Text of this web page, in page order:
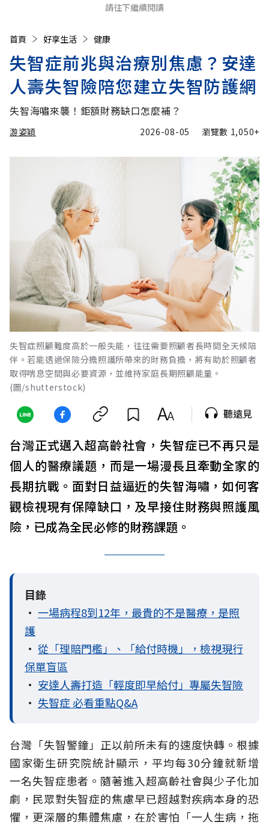
請往下繼續閱讀
首頁 好享生活 健康
失智症前兆與治療別焦慮？安達
人壽失智險陪您建立失智防護網
失智海嘯來襲！鉅額財務缺口怎麼補？
游姿穎 2026-08-05 瀏覽數 1,050+
失智症照顧難度高於一般失能，往往需要照顧者長時間全天候陪
伴。若能透過保險分擔照護所帶來的財務負擔，將有助於照顧者
取得喘息空間與必要資源，並維持家庭長期照顧能量。
(圖/shutterstock)
聽遠見
台灣正式邁入超高齡社會，失智症已不再只是
個人的醫療議題，而是一場漫長且牽動全家的
長期抗戰。面對日益逼近的失智海嘯，如何客
觀檢視現有保障缺口，及早接住財務與照護風
險，已成為全民必修的財務課題。
目錄
• 一場病程8到12年，最貴的不是醫療，是照
護
• 從「理賠門檻」、「給付時機」，檢視現行
保單盲區
• 安達人壽打造「輕度即早給付」專屬失智險
• 失智症 必看重點Q&A
台灣「失智警鐘」正以前所未有的速度快轉。根據
國家衛生研究院統計顯示，平均每30分鐘就新增
一名失智症患者。隨著進入超高齡社會與少子化加
劇，民眾對失智症的焦慮早已超越對疾病本身的恐
懼，更深層的集體焦慮，在於害怕「一人生病，拖